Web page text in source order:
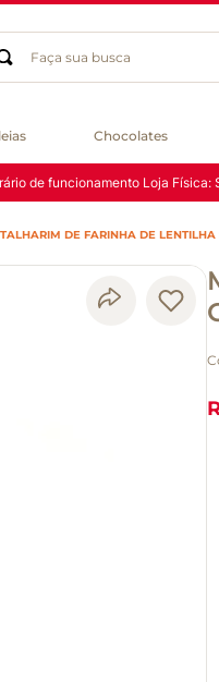
sua busca
Chocolates
de funcionamento Loja Física:
DE FARINHA DE LENTILHA
gluten
chá